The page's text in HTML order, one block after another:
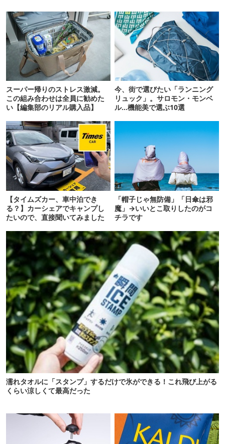
スーパー帰りのストレス激減。
この組み合わせは全員に勧めた
い【編集部のリアル購入品】
今、街で選びたい「ランニング
リュック」。サロモン・モンベ
ル…機能美で選ぶ10選
【タイムズカー、車中泊でき
る？】カーシェアでキャンプし
たいので、直接聞いてみました
「帽子じゃ無防備」「日傘は邪
魔」→いいとこ取りしたのがコ
チラです
濡れタオルに「スタンプ」するだけで氷ができる！これ飛び上がる
くらい涼しくて最高だった